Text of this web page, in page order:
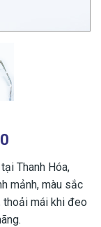
Thanh Hóa,
mảnh, màu sắc
thoải mái khi đeo